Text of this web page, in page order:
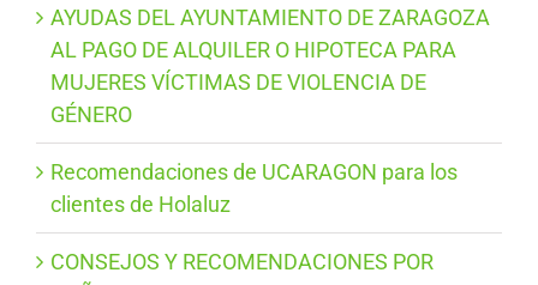
AYUDAS DEL AYUNTAMIENTO DE ZARAGOZA
AL PAGO DE ALQUILER O HIPOTECA PARA
MUJERES VÍCTIMAS DE VIOLENCIA DE
GÉNERO
Recomendaciones de UCARAGON para los
clientes de Holaluz
CONSEJOS Y RECOMENDACIONES POR